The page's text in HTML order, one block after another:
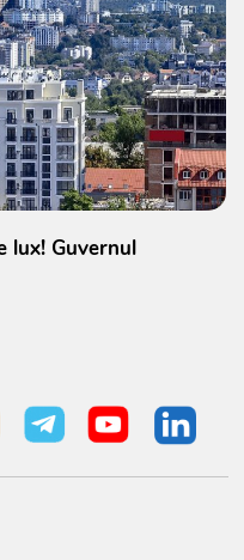
lux! Guvernul